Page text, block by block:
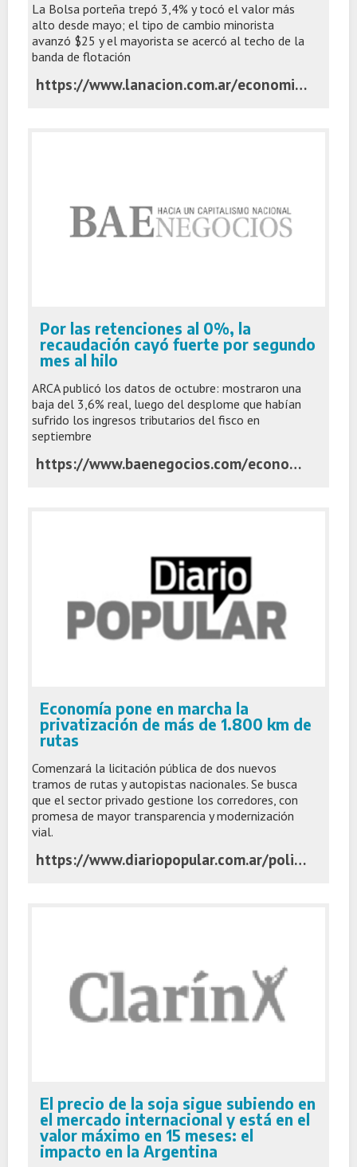
La Bolsa porteña trepó 3,4% y tocó el valor más
alto desde mayo; el tipo de cambio minorista
avanzó $25 y el mayorista se acercó al techo de la
banda de flotación
https://www.lanacion.com.ar/economia/dolar/el-mercado-extiende-su-racha-noviembre-arranca-con-las-acciones-al-alza-y-el-dolar-oficial-en-calma-nid03112025/
Por las retenciones al 0%, la
recaudación cayó fuerte por segundo
mes al hilo
ARCA publicó los datos de octubre: mostraron una
baja del 3,6% real, luego del desplome que habían
sufrido los ingresos tributarios del fisco en
septiembre
https://www.baenegocios.com/economia/Por-las-retenciones-al-0-la-recaudacion-cayo-fuerte-por-segundo-mes-al-hilo-20251103-0071.html
Economía pone en marcha la
privatización de más de 1.800 km de
rutas
Comenzará la licitación pública de dos nuevos
tramos de rutas y autopistas nacionales. Se busca
que el sector privado gestione los corredores, con
promesa de mayor transparencia y modernización
vial.
https://www.diariopopular.com.ar/politica/economia-pone-marcha-la-privatizacion-mas-1800-km-rutas-n869886
El precio de la soja sigue subiendo en
el mercado internacional y está en el
valor máximo en 15 meses: el
impacto en la Argentina